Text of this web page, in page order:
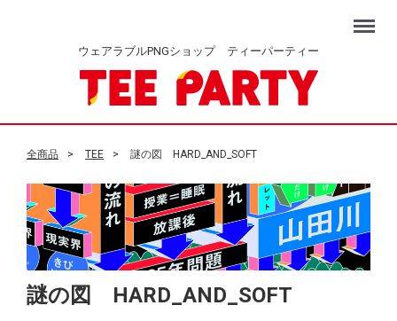
ウェアラブルPNGショップ ティーパーティー
Menu
全商品 TEE 謎の図 HARD_AND_SOFT
謎の図 HARD_AND_SOFT